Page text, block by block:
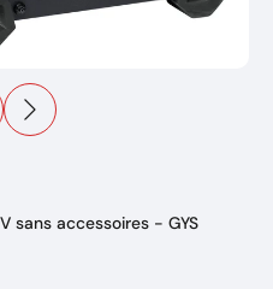
sans accessoires - GYS